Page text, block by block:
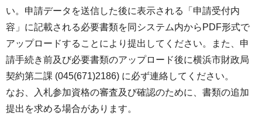
い。申請データを送信した後に表示される「申請受付内
容」に記載される必要書類を同システム内からPDF形式で
アップロードすることにより提出してください。また、申
請手続き前及び必要書類のアップロード後に横浜市財政局
契約第二課 (045(671)2186) に必ず連絡してください。
なお、入札参加資格の審査及び確認のために、書類の追加
提出を求める場合があります。